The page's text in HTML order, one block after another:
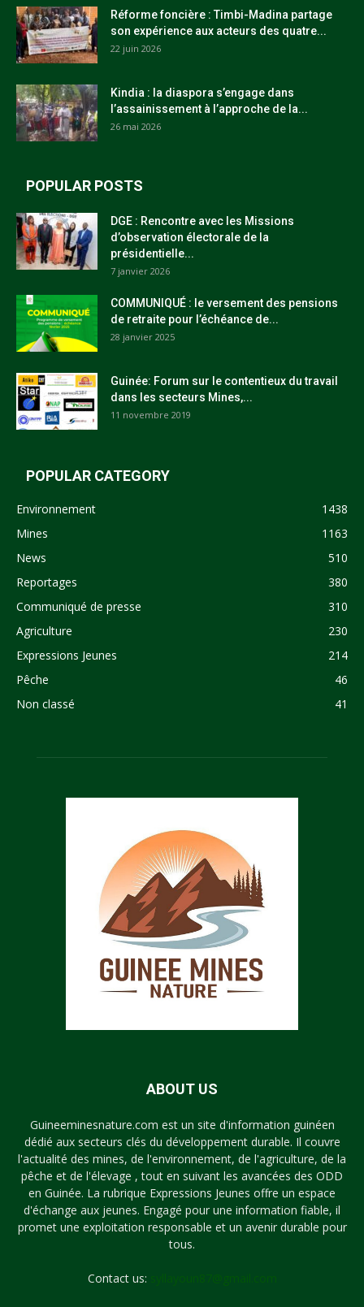
Réforme foncière : Timbi-Madina partage
son expérience aux acteurs des quatre...
22 juin 2026
Kindia : la diaspora s’engage dans
l’assainissement à l’approche de la...
26 mai 2026
POPULAR POSTS
DGE : Rencontre avec les Missions
d’observation électorale de la
présidentielle...
7 janvier 2026
COMMUNIQUÉ : le versement des pensions
de retraite pour l’échéance de...
28 janvier 2025
Guinée: Forum sur le contentieux du travail
dans les secteurs Mines,...
11 novembre 2019
POPULAR CATEGORY
Environnement
1438
Mines
1163
News
510
Reportages
380
Communiqué de presse
310
Agriculture
230
Expressions Jeunes
214
Pêche
46
Non classé
41
ABOUT US
Guineeminesnature.com est un site d'information guinéen
dédié aux secteurs clés du développement durable. Il couvre
l'actualité des mines, de l'environnement, de l'agriculture, de la
pêche et de l'élevage , tout en suivant les avancées des ODD
en Guinée. La rubrique Expressions Jeunes offre un espace
d'échange aux jeunes. Engagé pour une information fiable, il
promet une exploitation responsable et un avenir durable pour
tous.
Contact us: